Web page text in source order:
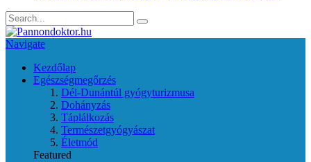
Navigate
Kezdőlap
Egészségmegőrzés
Dél-Dunántúl gyógyturizmusa
Dohányzás
Táplálkozás
Természetgyógyászat
Életmód
Featured